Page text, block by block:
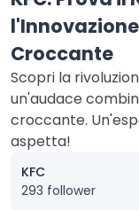
Croccante
Scopri la
un'audace
croccante.
aspetta!
KFC
293 follower